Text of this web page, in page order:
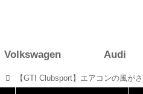
Volkswagen Audi
【GTI Clubsport】エアコンの風が